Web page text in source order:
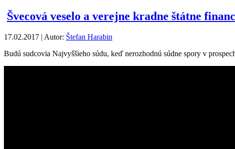
Švecová veselo a verejne kradne štátne
17.02.2017 | Autor: Štefan Harabin
Budú sudcovia Najvyššieho súdu, keď nerozhodnú súdne spory v